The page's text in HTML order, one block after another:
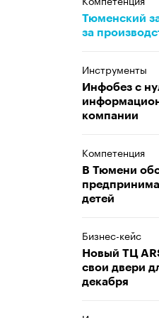
Тюменский
за
Инструменты
Инфобез с
компании
Компетенция
В Тюмени
детей
Бизнес-кейс
Новый ТЦ
свои двери
декабря